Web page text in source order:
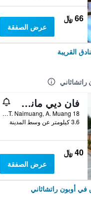
66 ﷼
عرض الصفقة
القريبة
فان ديي مانشون
18 Soi Chayangkul 38, Chayangkul Road, T. Naimuang, A. Muang, أوبون راتشاثاني, تايلاند
3.6 كيلومتر عن وسط المدينة
40 ﷼
عرض الصفقة
أوبون راتشاثاني